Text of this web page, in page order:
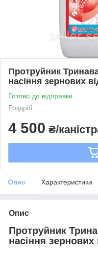
Протруйник
насіння зернових
Готово до відправки
Роздріб
4 500 ₴/
Опис Характеристики
Опис
Протруйник
насіння зернових